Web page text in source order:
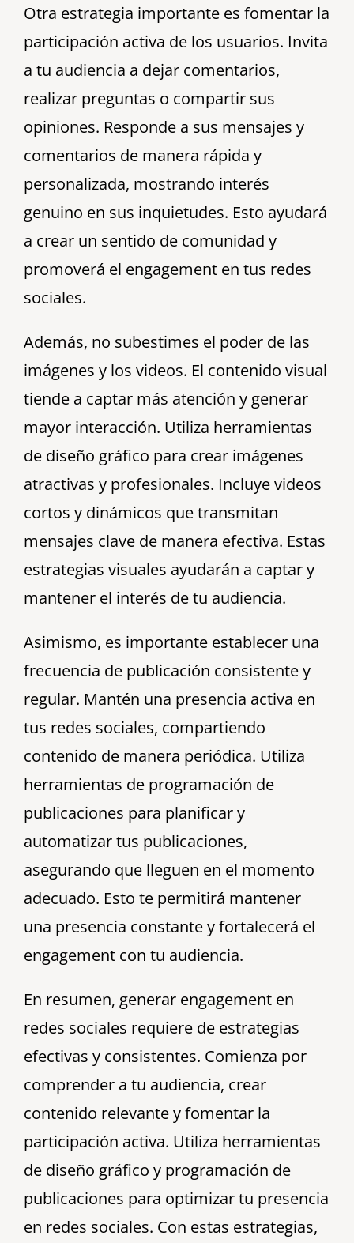
Otra estrategia importante es fomentar la
participación activa de los usuarios. Invita
a tu audiencia a dejar comentarios,
realizar preguntas o compartir sus
opiniones. Responde a sus mensajes y
comentarios de manera rápida y
personalizada, mostrando interés
genuino en sus inquietudes. Esto ayudará
a crear un sentido de comunidad y
promoverá el engagement en tus redes
sociales.
Además, no subestimes el poder de las
imágenes y los videos. El contenido visual
tiende a captar más atención y generar
mayor interacción. Utiliza herramientas
de diseño gráfico para crear imágenes
atractivas y profesionales. Incluye videos
cortos y dinámicos que transmitan
mensajes clave de manera efectiva. Estas
estrategias visuales ayudarán a captar y
mantener el interés de tu audiencia.
Asimismo, es importante establecer una
frecuencia de publicación consistente y
regular. Mantén una presencia activa en
tus redes sociales, compartiendo
contenido de manera periódica. Utiliza
herramientas de programación de
publicaciones para planificar y
automatizar tus publicaciones,
asegurando que lleguen en el momento
adecuado. Esto te permitirá mantener
una presencia constante y fortalecerá el
engagement con tu audiencia.
En resumen, generar engagement en
redes sociales requiere de estrategias
efectivas y consistentes. Comienza por
comprender a tu audiencia, crear
contenido relevante y fomentar la
participación activa. Utiliza herramientas
de diseño gráfico y programación de
publicaciones para optimizar tu presencia
en redes sociales. Con estas estrategias,